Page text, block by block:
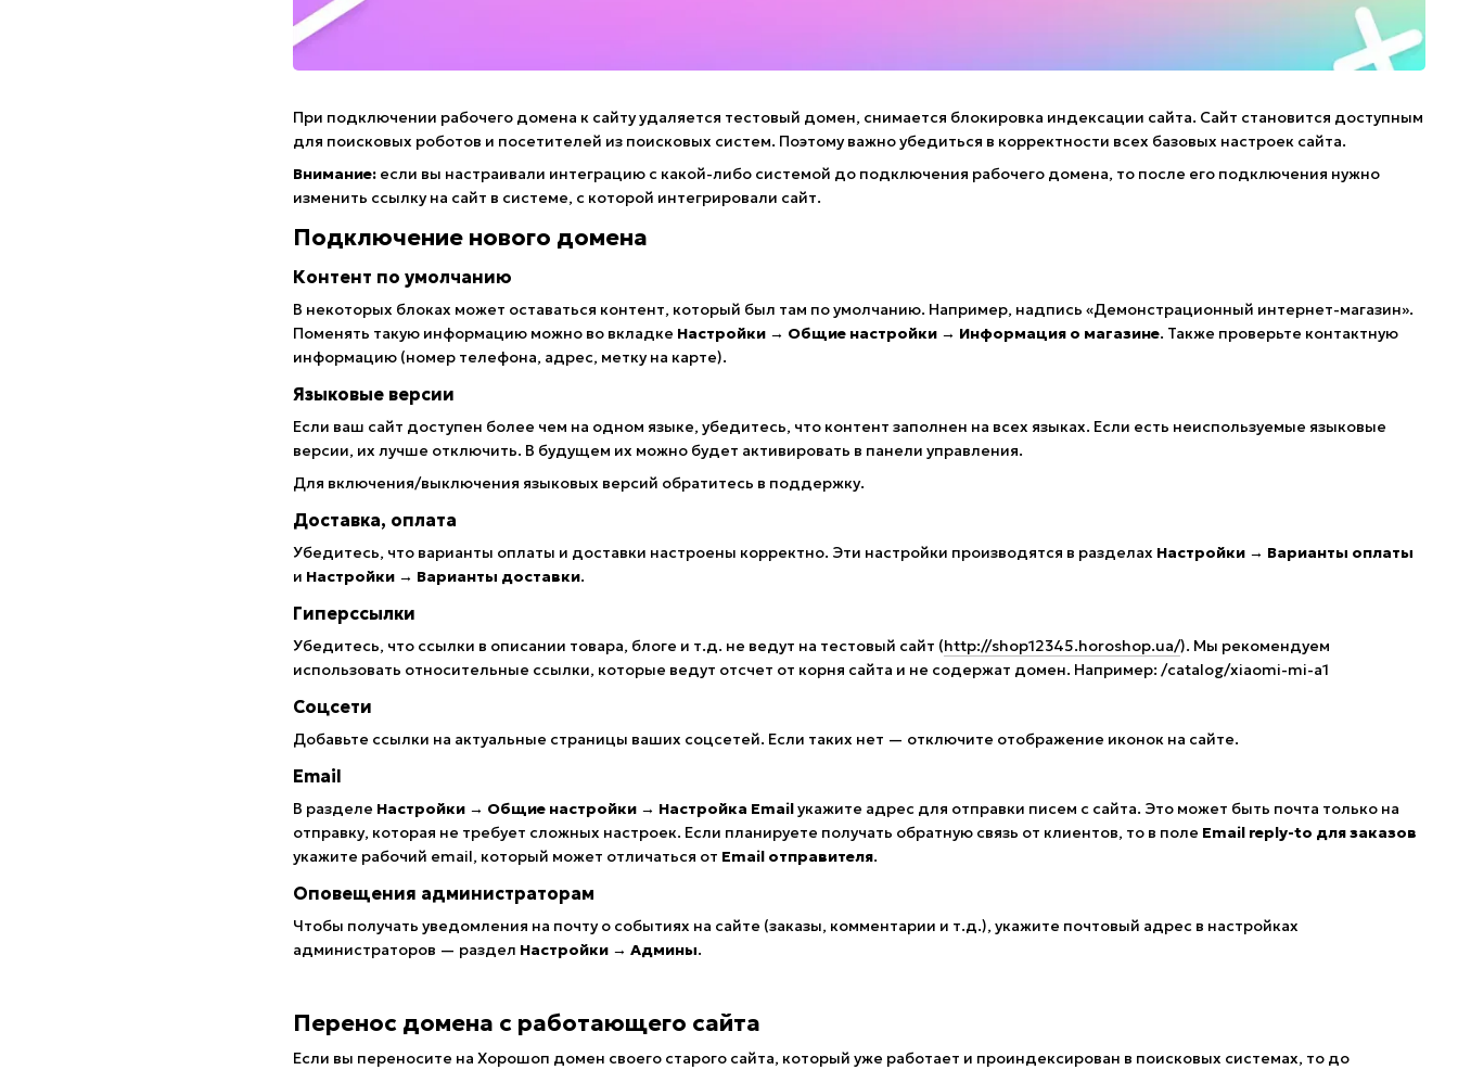
При подключении рабочего домена к сайту удаляется тестовый домен, снимается блокировка индексации сайта. Сайт становится доступным
для поисковых роботов и посетителей из поисковых систем. Поэтому важно убедиться в корректности всех базовых настроек сайта.
Внимание: если вы настраивали интеграцию с какой-либо системой до подключения рабочего домена, то после его подключения нужно
изменить ссылку на сайт в системе, с которой интегрировали сайт.
Подключение нового домена
Контент по умолчанию
В некоторых блоках может оставаться контент, который был там по умолчанию. Например, надпись «Демонстрационный интернет-магазин».
Поменять такую информацию можно во вкладке Настройки → Общие настройки → Информация о магазине. Также проверьте контактную
информацию (номер телефона, адрес, метку на карте).
Языковые версии
Если ваш сайт доступен более чем на одном языке, убедитесь, что контент заполнен на всех языках. Если есть неиспользуемые языковые
версии, их лучше отключить. В будущем их можно будет активировать в панели управления.
Для включения/выключения языковых версий обратитесь в поддержку.
Доставка, оплата
Убедитесь, что варианты оплаты и доставки настроены корректно. Эти настройки производятся в разделах Настройки → Варианты оплаты
и Настройки → Варианты доставки.
Гиперссылки
Убедитесь, что ссылки в описании товара, блоге и т.д. не ведут на тестовый сайт (http://shop12345.horoshop.ua/). Мы рекомендуем
использовать относительные ссылки, которые ведут отсчет от корня сайта и не содержат домен. Например: /catalog/xiaomi-mi-a1
Соцсети
Добавьте ссылки на актуальные страницы ваших соцсетей. Если таких нет — отключите отображение иконок на сайте.
Email
В разделе Настройки → Общие настройки → Настройка Emailукажите адрес для отправки писем с сайта. Это может быть почта только на
отправку, которая не требует сложных настроек. Если планируете получать обратную связь от клиентов, то в поле Email reply-to для заказов
укажите рабочий email, который может отличаться от Email отправителя.
Оповещения администраторам
Чтобы получать уведомления на почту о событиях на сайте (заказы, комментарии и т.д.), укажите почтовый адрес в настройках
администраторов — раздел Настройки → Админы.
Перенос домена с работающего сайта
Если вы переносите на Хорошоп домен своего старого сайта, который уже работает и проиндексирован в поисковых системах, то до